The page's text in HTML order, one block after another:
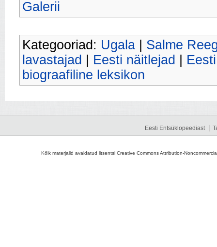
Galerii
Kategooriad: Ugala
Salme
lavastajad
Eesti näitlejad
biograafiline leksikon
Eesti Entsüklopeediast
Kõik materjalid avaldatud litsentsi Creative Commons Attribution-